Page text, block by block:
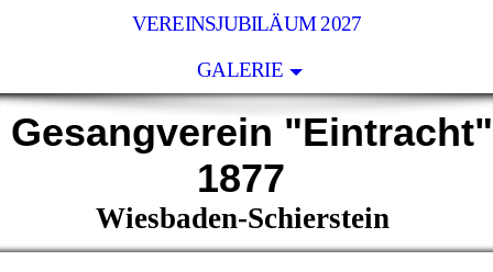
VEREINSJUBILÄUM 2027
GALERIE
Gesangverein "Eintracht"
1877
Wiesbaden-Schierstein